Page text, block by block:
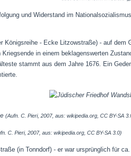
und Widerstand im
Königsreihe - Ecke Litzowstraße) - auf
in einem beklagenswerten
stammt aus dem Jahre 1676. Ein
(Aufn. C. Pieri, 2007, aus: wikipedia.org, CC BY-SA
C. Pieri, 2007, aus: wikipedia.org, CC BY-SA 3.0)
(in Tonndorf) - er war ursprünglich für